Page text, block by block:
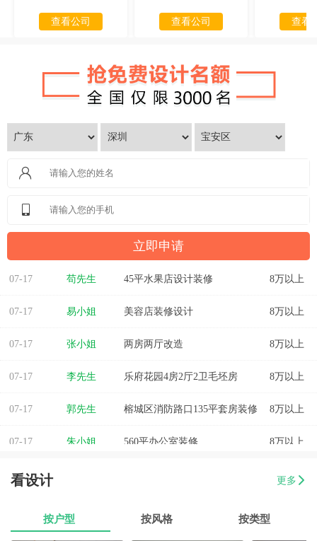
查看公司 查看公司 查看
07-17 苟先生 45平水果店设计装修 8万以上
07-17 易小姐 美容店装修设计 8万以上
07-17 张小姐 两房两厅改造 8万以上
07-17 李先生 乐府花园4房2厅2卫毛坯房 8万以上
07-17 郭先生 榕城区消防路口135平套房装修 8万以上
07-17 朱小姐 560平办公室装修 8万以上
07-17 葛小姐
看设计 更多
按户型 按风格 按类型